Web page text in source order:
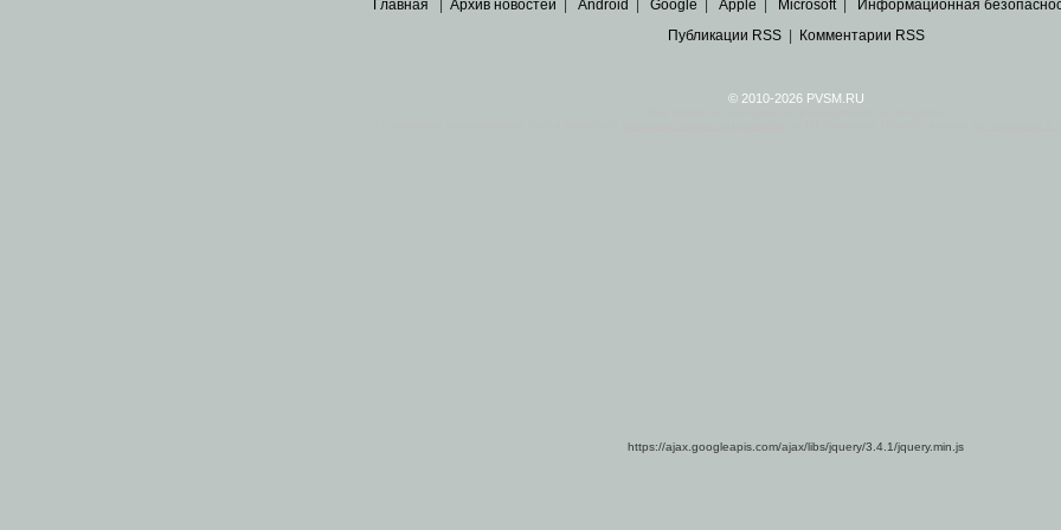
Главная Архив новостей Android Google Apple Microsoft| Информационная
Публикации RSS| Комментарии RSS
© 2010-2026 PVSM.RU
https://ajax.googleapis.com/ajax/libs/jquery/3.4.1/jquery.min.js